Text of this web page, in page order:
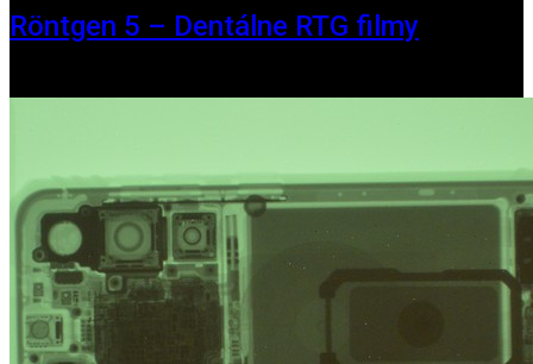
Röntgen 5 – Dentálne RTG filmy